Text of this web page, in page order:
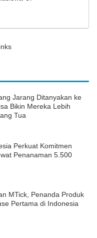
Jarang Ditanyakan ke
Bikin Mereka Lebih
Tua
Perkuat Komitmen
Penanaman 5.500
MTick, Penanda Produk
Pertama di Indonesia